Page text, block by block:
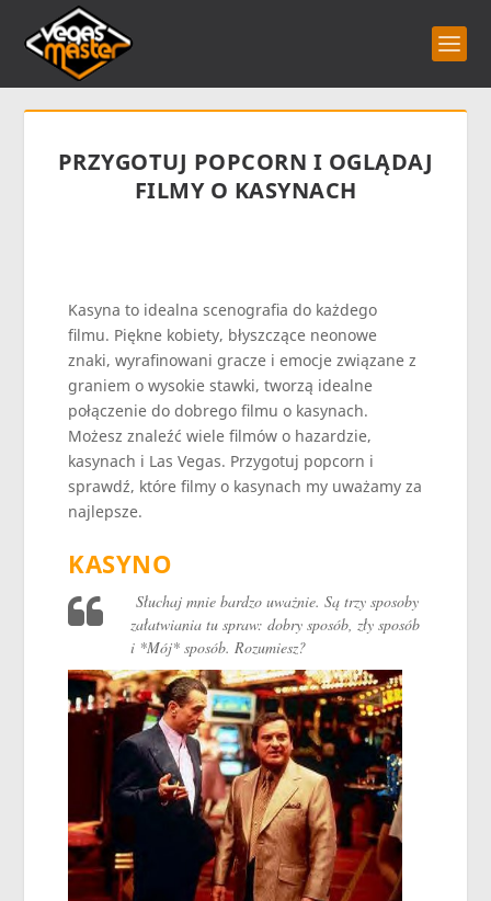
PRZYGOTUJ POPCORN I OGLĄDAJ
FILMY O KASYNACH
Kasyna to idealna scenografia do każdego
filmu. Piękne kobiety, błyszczące neonowe
znaki, wyrafinowani gracze i emocje związane z
graniem o wysokie stawki, tworzą idealne
połączenie do dobrego filmu o kasynach.
Możesz znaleźć wiele filmów o hazardzie,
kasynach i Las Vegas. Przygotuj popcorn i
sprawdź, które filmy o kasynach my uważamy za
najlepsze.
KASYNO
Słuchaj mnie bardzo uważnie.Są trzy sposoby
załatwiania tu spraw: dobry sposób, zły sposób
i *Mój* sposób. Rozumiesz?